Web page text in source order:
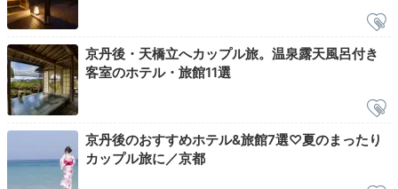
京丹後・天橋立へカップル旅。温泉露天風呂付き
客室のホテル・旅館11選
京丹後のおすすめホテル&旅館7選♡夏のまったり
カップル旅に／京都